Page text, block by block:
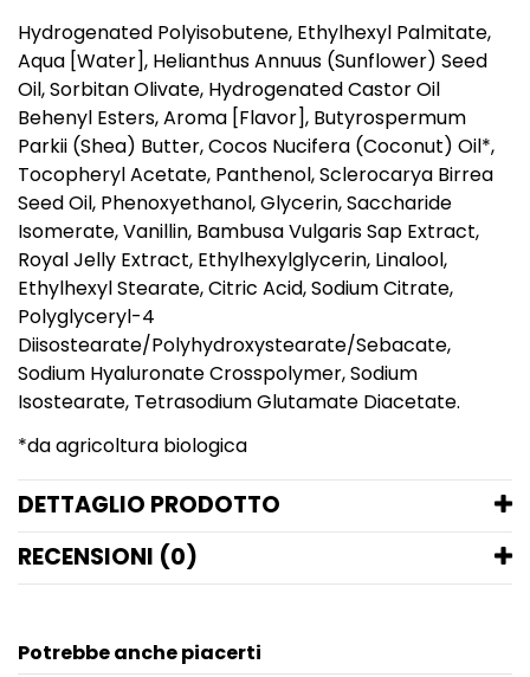
Hydrogenated Polyisobutene, Ethylhexyl Palmitate,
Aqua [Water], Helianthus Annuus (Sunflower) Seed
Oil, Sorbitan Olivate, Hydrogenated Castor Oil
Behenyl Esters, Aroma [Flavor], Butyrospermum
Parkii (Shea) Butter, Cocos Nucifera (Coconut) Oil*,
Tocopheryl Acetate, Panthenol, Sclerocarya Birrea
Seed Oil, Phenoxyethanol, Glycerin, Saccharide
Isomerate, Vanillin, Bambusa Vulgaris Sap Extract,
Royal Jelly Extract, Ethylhexylglycerin, Linalool,
Ethylhexyl Stearate, Citric Acid, Sodium Citrate,
Polyglyceryl-4
Diisostearate/Polyhydroxystearate/Sebacate,
Sodium Hyaluronate Crosspolymer, Sodium
Isostearate, Tetrasodium Glutamate Diacetate.
*da agricoltura biologica
DETTAGLIO PRODOTTO
RECENSIONI (0)
Potrebbe anche piacerti